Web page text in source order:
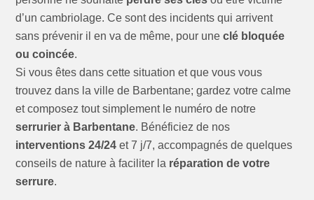
d’un cambriolage. Ce sont des incidents qui arrivent
sans prévenir il en va de même, pour uneclé bloquée
ou coincée.
Si vous êtes dans cette situation et que vous vous
trouvez dans la ville de Barbentane; gardez votre calme
et composez tout simplement le numéro de notre
serrurier à Barbentane. Bénéficiez de nos
interventions 24/24 et 7 j/7, accompagnés de quelques
conseils de nature à faciliter la réparation de votre
serrure.